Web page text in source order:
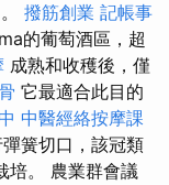
撥筋創業 記帳事
的葡萄酒區，超
成熟和收穫後，僅
它最適合此目的
中醫經絡按摩課
簧切口，該冠類
培。 農業群會議